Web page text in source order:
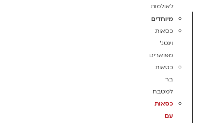
לאולמות
מיוחדים
כסאות
וינטג'
מפוארים
כסאות
בר
למטבח
כסאות
עם